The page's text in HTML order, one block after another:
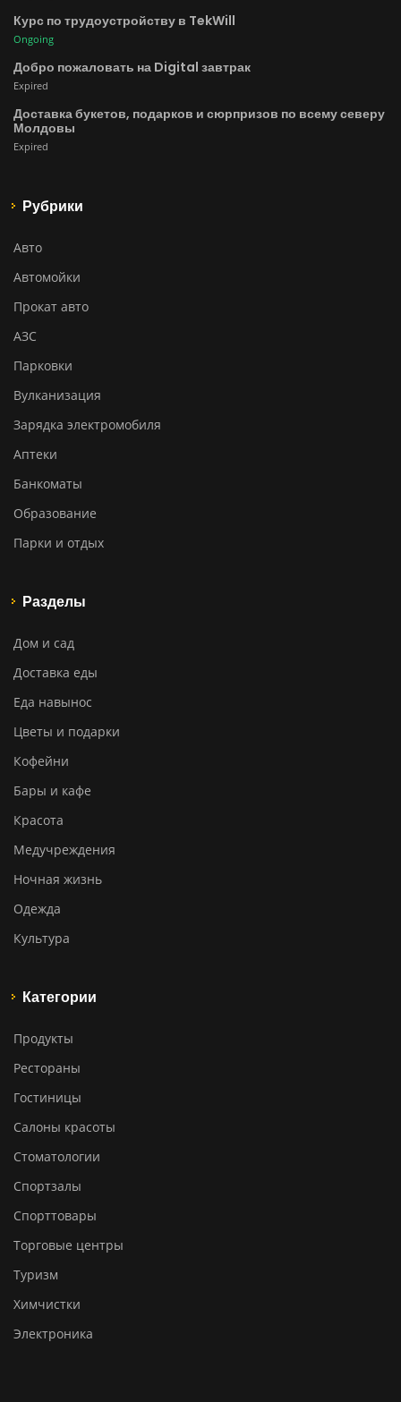
Курс по трудоустройству в TekWill
Ongoing
Добро пожаловать на Digital завтрак
Expired
Доставка букетов, подарков и сюрпризов по всему северу
Молдовы
Expired
Рубрики
Авто
Автомойки
Прокат авто
АЗС
Парковки
Вулканизация
Зарядка электромобиля
Аптеки
Банкоматы
Образование
Парки и отдых
Разделы
Дом и сад
Доставка еды
Еда навынос
Цветы и подарки
Кофейни
Бары и кафе
Красота
Медучреждения
Ночная жизнь
Одежда
Культура
Категории
Продукты
Рестораны
Гостиницы
Салоны красоты
Стоматологии
Спортзалы
Спорттовары
Торговые центры
Туризм
Химчистки
Электроника